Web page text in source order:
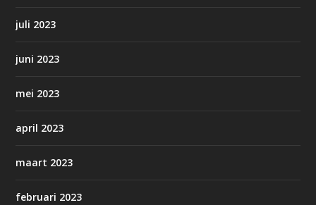
juli 2023
juni 2023
mei 2023
april 2023
maart 2023
februari 2023